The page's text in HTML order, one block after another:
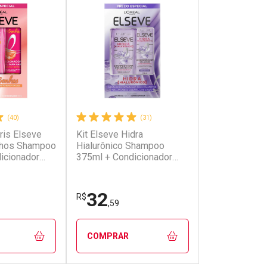
(40)
Elseve
Shampoo
(31)
Kit Elseve Hidra
Hialurônico Shampoo
375ml + Condicionador
R$32,59
COMPRAR